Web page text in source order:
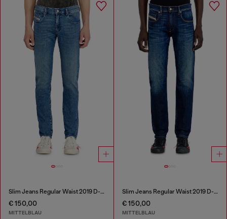
Slim Jeans Regular Waist 2019 D-Strukt
€ 150,00
MITTELBLAU
Slim Jeans Regular Waist 2019 D-Strukt
€ 150,00
MITTELBLAU